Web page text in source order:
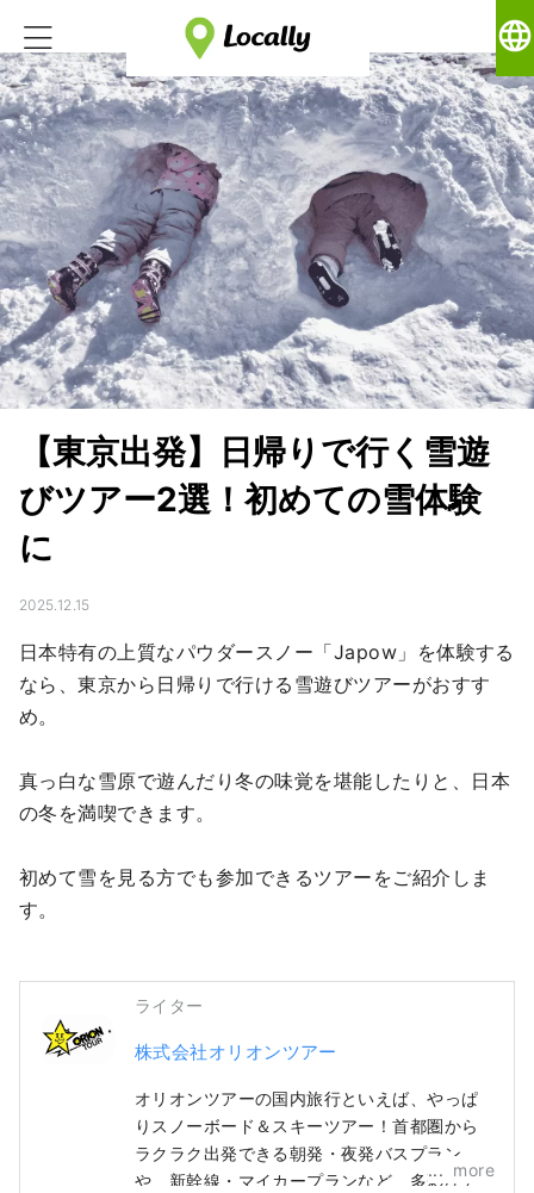
language
【東京出発】日帰りで行く雪遊
びツアー2選！初めての雪体験
に
2025.12.15
日本特有の上質なパウダースノー「Japow」を体験する
なら、東京から日帰りで行ける雪遊びツアーがおすす
め。
真っ白な雪原で遊んだり冬の味覚を堪能したりと、日本
の冬を満喫できます。
初めて雪を見る方でも参加できるツアーをご紹介しま
す。
ライター
株式会社オリオンツアー
オリオンツアーの国内旅行といえば、やっぱ
りスノーボード＆スキーツアー！首都圏から
ラクラク出発できる朝発・夜発バスプラン
や、新幹線・マイカープランなど、多彩なア
more